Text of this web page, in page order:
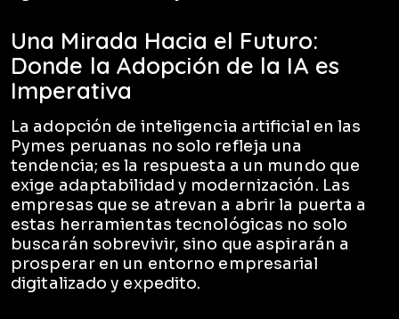
Una Mirada Hacia el Futuro:
Donde la Adopción de la IA es
Imperativa
La adopción de inteligencia artificial en las
Pymes peruanas no solo refleja una
tendencia; es la respuesta a un mundo que
exige adaptabilidad y modernización. Las
empresas que se atrevan a abrir la puerta a
estas herramientas tecnológicas no solo
buscarán sobrevivir, sino que aspirarán a
prosperar en un entorno empresarial
digitalizado y expedito.